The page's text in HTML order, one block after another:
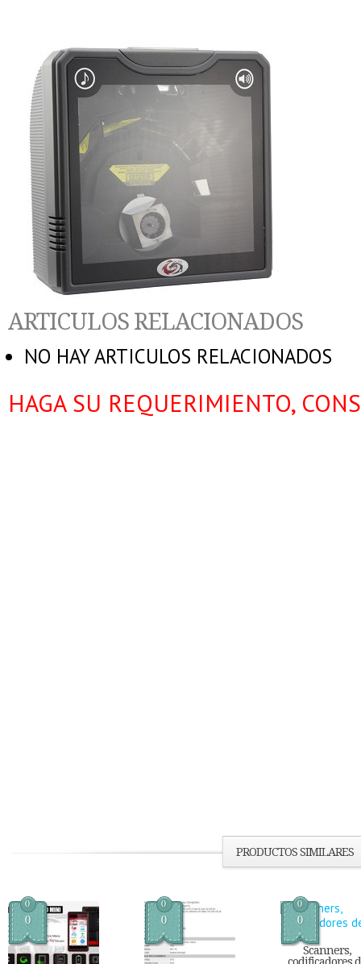
ARTICULOS RELACIONADOS
NO HAY ARTICULOS RELACIONADOS
HAGA SU REQUERIMIENTO,
PRODUCTOS SIMILARES
0
0
0
0
0
0
Scanners,